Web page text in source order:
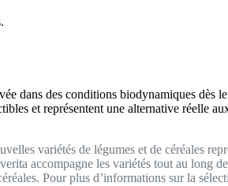
dans des conditions biodynamiques dès
et représentent une alternative réelle
variétés de légumes et de céréales
accompagne les variétés tout au long
Pour plus d’informations sur la